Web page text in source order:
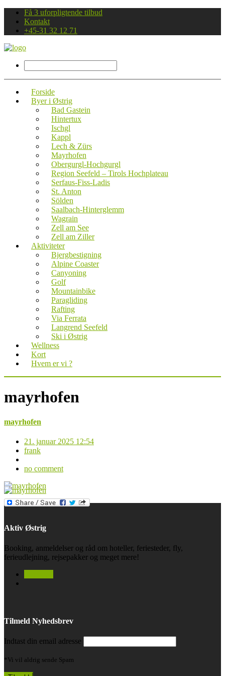
Få 3 uforpligtende tilbud
Kontakt
+45-31 32 12 71
Forside
Byer i Østrig
Bad Gastein
Hintertux
Ischgl
Kappl
Lech & Zürs
Mayrhofen
Obergurgl-Hochgurgl
Region Seefeld – Tirols Hochplateau
Serfaus-Fiss-Ladis
St. Anton
Sölden
Saalbach-Hinterglemm
Wagrain
Zell am See
Zell am Ziller
Aktiviteter
Bjergbestigning
Alpine Coaster
Canyoning
Golf
Mountainbike
Paragliding
Rafting
Via Ferrata
Langrend Seefeld
Ski i Østrig
Wellness
Kort
Hvem er vi ?
mayrhofen
mayrhofen
21. januar 2025 12:54
frank
no comment
Aktiv Østrig
Booking, anmeldelser og råd om hoteller, feriesteder, fly,
ferieudlejning, rejsepakker og meget mere!
Tilmeld Nyhedsbrev
Indtast din email adresse
*Vi vil aldrig sende Spam